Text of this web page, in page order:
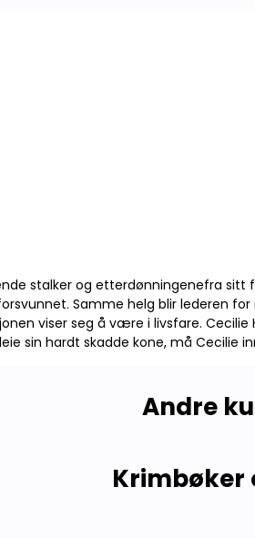
stalker og etterdønningenefra
Samme helg blir lederen
viser seg å være i livsfare.
sin hardt skadde kone, må Cecilie
Andre
Krimbøker